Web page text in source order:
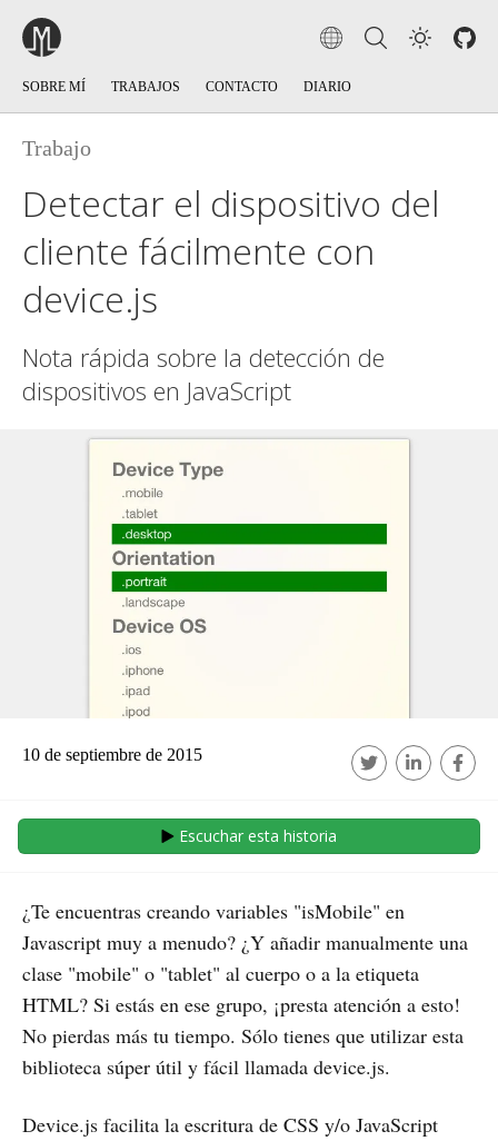
SOBRE MÍ TRABAJOS CONTACTO DIARIO
Trabajo
Detectar el dispositivo del
cliente fácilmente con
device.js
Nota rápida sobre la detección de
dispositivos en JavaScript
10 de septiembre de 2015
Escuchar esta historia
¿Te encuentras creando variables "isMobile" en
Javascript muy a menudo? ¿Y añadir manualmente una
clase "mobile" o "tablet" al cuerpo o a la etiqueta
HTML? Si estás en ese grupo, ¡presta atención a esto!
No pierdas más tu tiempo. Sólo tienes que utilizar esta
biblioteca súper útil y fácil llamada device.js.
Device.js facilita la escritura de CSS y/o JavaScript